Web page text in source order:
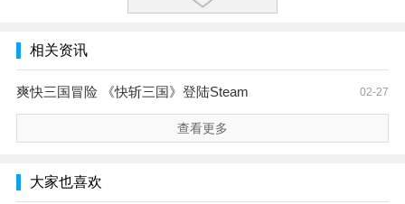
相关资讯
爽快三国冒险 《快斩三国》登陆Steam 02-27
查看更多
大家也喜欢